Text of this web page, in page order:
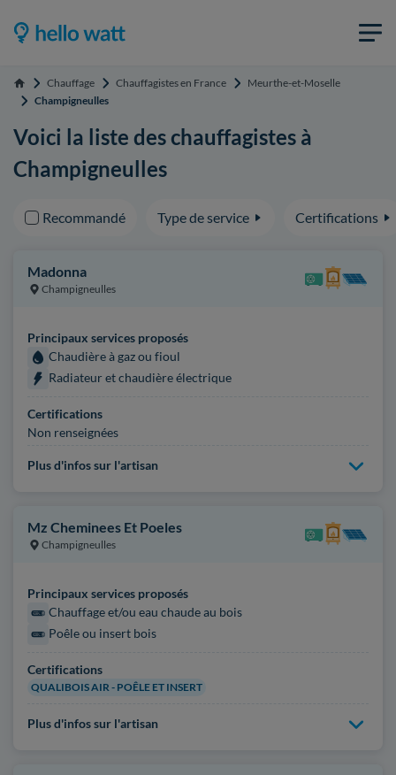
Accueil Chauffage Chauffagistes en France
Meurthe-et-Moselle
Champigneulles
Voici la liste des chauffagistes à
Champigneulles
Recommandé Type de service Certifications
Madonna
Champigneulles
Principaux services proposés
Chaudière à gaz ou fioul
Radiateur et chaudière électrique
Certifications
Non renseignées
Plus d'infos sur l'artisan
Mz Cheminees Et Poeles
Champigneulles
Principaux services proposés
Chauffage et/ou eau chaude au bois
Poêle ou insert bois
Certifications
QUALIBOIS AIR - POÊLE ET INSERT
Plus d'infos sur l'artisan